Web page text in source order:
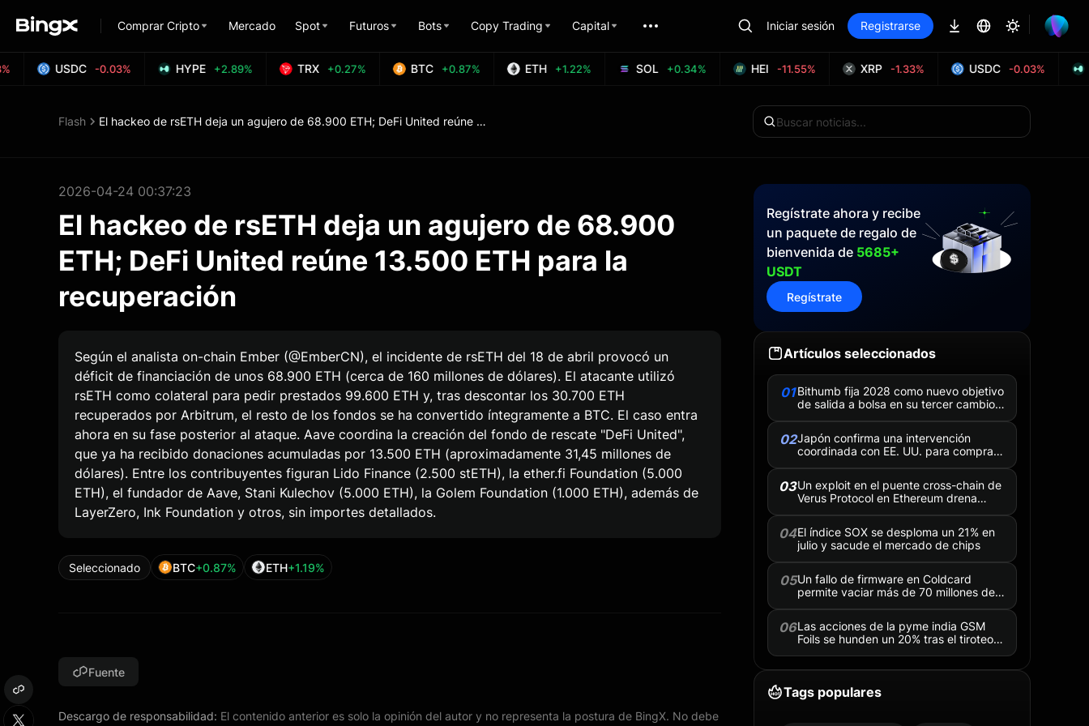
Comprar Cripto Mercado Spot Futuros Bots Copy Trading Capital Iniciar sesión Registrarse
USDC -0.03% HYPE +2.89% TRX +0.27% BTC +0.87% ETH +1.22% SOL +0.34% HEI -11.55% XRP -1.33% USDC -0.03%
Flash El hackeo de rsETH deja un agujero de 68.900 ETH; DeFi United reúne 13.500 ETH para la recuperación
2026-04-24 00:37:23
El hackeo de rsETH deja un agujero de 68.900
ETH; DeFi United reúne 13.500 ETH para la
recuperación
Según el analista on-chain Ember (@EmberCN), el incidente de rsETH del 18 de abril provocó un
déficit de financiación de unos 68.900 ETH (cerca de 160 millones de dólares). El atacante utilizó
rsETH como colateral para pedir prestados 99.600 ETH y, tras descontar los 30.700 ETH
recuperados por Arbitrum, el resto de los fondos se ha convertido íntegramente a BTC. El caso entra
ahora en su fase posterior al ataque. Aave coordina la creación del fondo de rescate "DeFi United",
que ya ha recibido donaciones acumuladas por 13.500 ETH (aproximadamente 31,45 millones de
dólares). Entre los contribuyentes figuran Lido Finance (2.500 stETH), la ether.fi Foundation (5.000
ETH), el fundador de Aave, Stani Kulechov (5.000 ETH), la Golem Foundation (1.000 ETH), además de
LayerZero, Ink Foundation y otros, sin importes detallados.
Seleccionado BTC+0.87% ETH+1.19%
Fuente
Descargo de responsabilidad: El contenido anterior es solo la opinión del autor y no representa la postura de BingX. No debe
Regístrate ahora y recibe
un paquete de regalo de
bienvenida de 5685+
USDT
Regístrate
Artículos seleccionados
01 Bithumb fija 2028 como nuevo objetivo
de salida a bolsa en su tercer cambio
02Japón confirma una intervención
coordinada con EE. UU. para comprar
03Un exploit en el puente cross-chain de
Verus Protocol en Ethereum drena
04El índice SOX se desploma un 21% en
julio y sacude el mercado de chips
05Un fallo de firmware en Coldcard
permite vaciar más de 70 millones de
06Las acciones de la pyme india GSM
Foils se hunden un 20% tras el tiroteo
Tags populares